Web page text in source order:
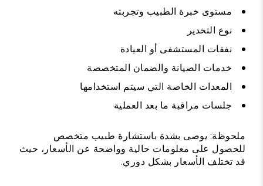
مستوى خبرة الطبيب وتجربته
نوع التخدير
نفقات المستشفى أو العيادة
خدمات الصيانة والضمان المتخصصة
المعدات الخاصة التي سيتم استخدامها
جلسات مراقبة ما بعد العملية
ملحوظة: يوصى بشدة باستشارة طبيب متخصص
للحصول على معلومات حالية وواضحة عن الأسعار، حيث
قد تختلف الأسعار بشكل دوري.